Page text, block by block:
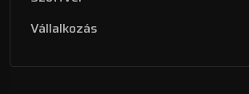
Vállalkozás